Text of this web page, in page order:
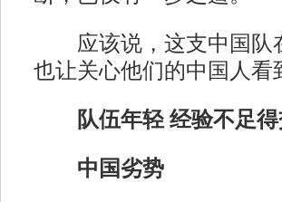
应该说，这支中国队
也让关心他们的中国人看
队伍年轻 经验不足得
中国劣势